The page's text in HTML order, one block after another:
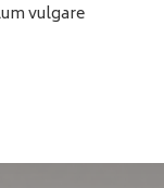
vulgare